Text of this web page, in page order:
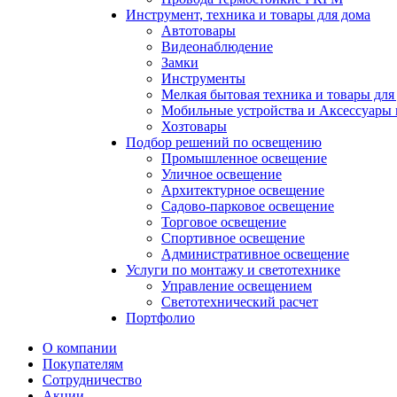
Инструмент, техника и товары для дома
Автотовары
Видеонаблюдение
Замки
Инструменты
Мелкая бытовая техника и товары для
Мобильные устройства и Аксессуары
Хозтовары
Подбор решений по освещению
Промышленное освещение
Уличное освещение
Архитектурное освещение
Садово-парковое освещение
Торговое освещение
Спортивное освещение
Административное освещение
Услуги по монтажу и светотехнике
Управление освещением
Светотехнический расчет
Портфолио
О компании
Покупателям
Сотрудничество